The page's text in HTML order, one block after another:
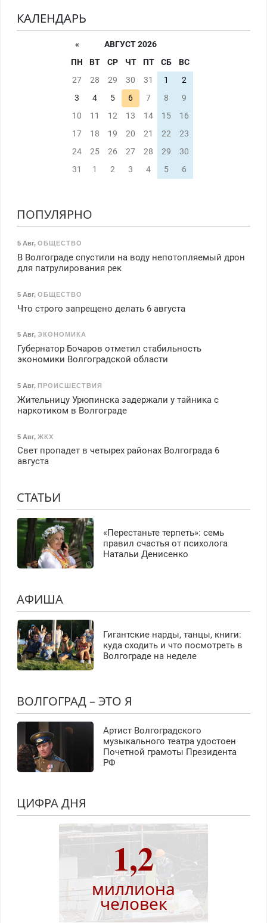
КАЛЕНДАРЬ
«
АВГУСТ 2026
ПН
ВТ СР ЧТ ПТ СБ
ВС
27
28 29 30 31 1
2
3
4 5 6 7 8
9
10
11 12 13 14 15
16
17
18 19 20 21 22
23
24
25 26 27 28 29
30
31
1 2 3 4 5 6
ПОПУЛЯРНО
5 Авг, ОБЩЕСТВО
В Волгограде спустили на воду непотопляемый дрон
для патрулирования рек
5 Авг, ОБЩЕСТВО
Что строго запрещено делать 6 августа
5 Авг, ЭКОНОМИКА
Губернатор Бочаров отметил стабильность
экономики Волгоградской области
5 Авг, ПРОИСШЕСТВИЯ
Жительницу Урюпинска задержали у тайника с
наркотиком в Волгограде
5 Авг, ЖКХ
Свет пропадет в четырех районах Волгограда 6
августа
СТАТЬИ
«Перестаньте терпеть»: семь
правил счастья от психолога
Натальи Денисенко
АФИША
Гигантские нарды, танцы, книги:
куда сходить и что посмотреть в
Волгограде на неделе
ВОЛГОГРАД – ЭТО Я
Артист Волгоградского
музыкального театра удостоен
Почетной грамоты Президента
РФ
ЦИФРА ДНЯ
1,2
миллиона
человек